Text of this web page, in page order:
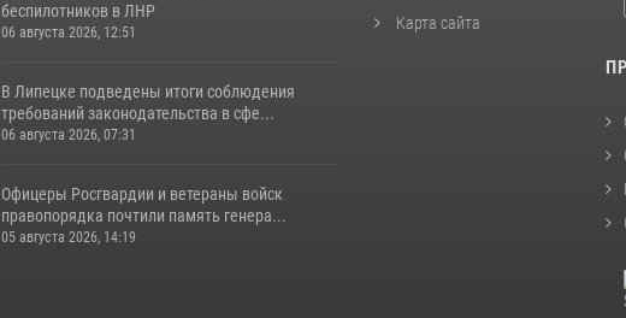
беспилотников в ЛНР
06 августа 2026, 12:51
В Липецке подведены итоги соблюдения
требований законодательства в сфе...
06 августа 2026, 07:31
Офицеры Росгвардии и ветераны войск
правопорядка почтили память генера...
05 августа 2026, 14:19
Карта сайта